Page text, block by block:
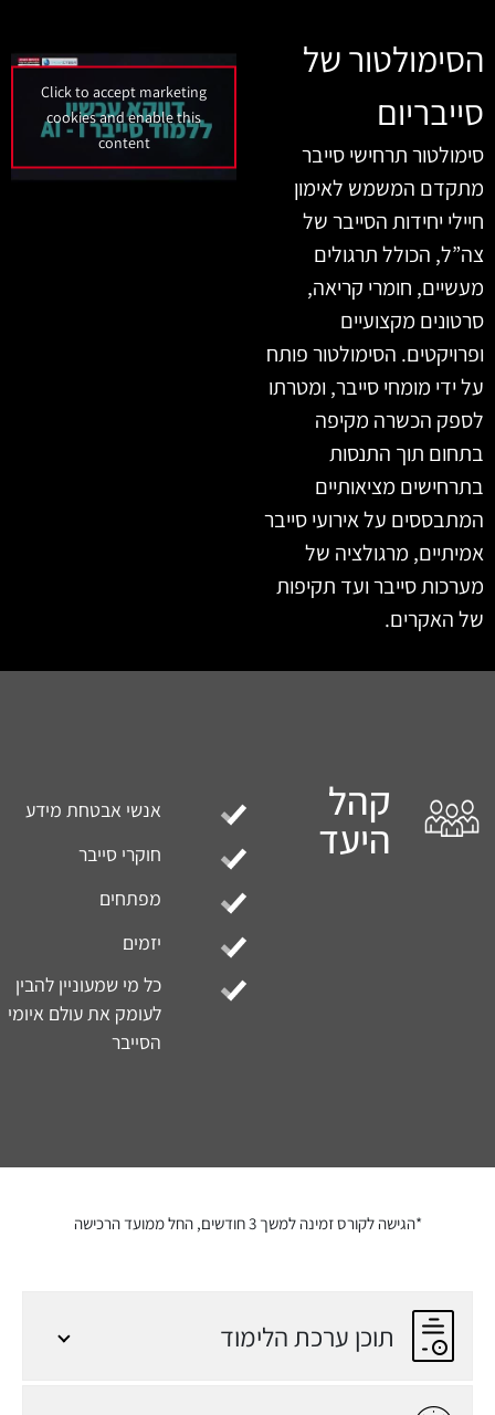
הסימולטור של
סייבריום
סימולטור תרחישי סייבר
מתקדם המשמש לאימון
חיילי יחידות הסייבר של
צה”ל, הכולל תרגולים
מעשיים, חומרי קריאה,
סרטונים מקצועיים
ופרויקטים. הסימולטור פותח
על ידי מומחי סייבר, ומטרתו
לספק הכשרה מקיפה
בתחום תוך התנסות
בתרחישים מציאותיים
המתבססים על אירועי סייבר
אמיתיים, מרגולציה של
מערכות סייבר ועד תקיפות
של האקרים.
Click to accept marketing
cookies and enable this
content
קהל
*הגישה לקורס זמינה למשך 3 חודשים, החל ממועד הרכישה
תוכן ערכת הלימוד